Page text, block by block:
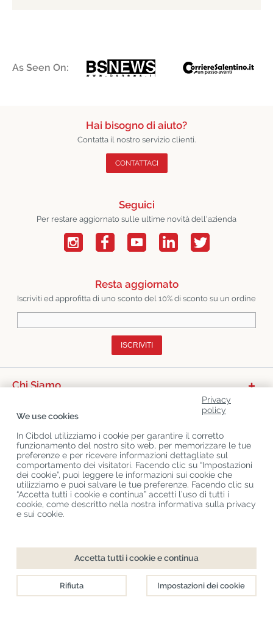
As Seen On:
Hai bisogno di aiuto?
Contatta il nostro servizio clienti.
CONTATTACI
Seguici
Per restare aggiornato sulle ultime novità dell'azienda
Resta aggiornato
Iscriviti ed approfitta di uno sconto del 10% di sconto su un ordine
ISCRIVITI
Chi Siamo
Ultimo CBD Blogs
Privacy
policy
We use cookies
In Cibdol utilizziamo i cookie per garantire il corretto
funzionamento del nostro sito web, per memorizzare le tue
preferenze e per ricevere informazioni dettagliate sul
comportamento dei visitatori. Facendo clic su “Impostazioni
dei cookie”, puoi leggere le informazioni sui cookie che
utilizziamo e puoi salvare le tue preferenze. Facendo clic su
“Accetta tutti i cookie e continua” accetti l’uso di tutti i
cookie, come descritto nella nostra informativa sulla privacy
e sui cookie.
Accetta tutti i cookie e continua
Rifiuta Impostazioni dei cookie
Copyright©Cibdol Last updated 08-08-2026
Cibdol bv , Handelsweg 1a, 5492NL Sint-Oedenrode, the Netherlands
KvK: 76495035 VAT: NL860644923B01